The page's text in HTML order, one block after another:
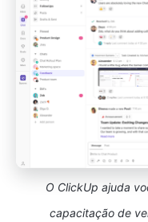
O ClickUp ajuda
capacitação de